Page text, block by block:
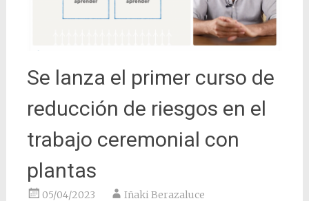
Se lanza el primer curso de
reducción de riesgos en el
trabajo ceremonial con
plantas
05/04/2023 Iñaki Berazaluce